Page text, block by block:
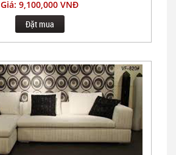
Giá: 9,100,000 VNĐ
Đặt mua